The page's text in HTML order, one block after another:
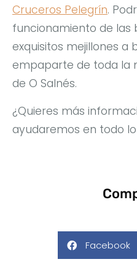
Cruceros Pelegrín.
funcionamiento de las
exquisitos mejillones a
empaparte de toda la
de O Salnés.
¿Quieres más
ayudaremos en todo
Facebook